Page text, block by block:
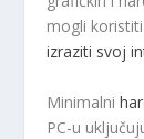
mogli
izraziti svoj
Minimalni
PC-u